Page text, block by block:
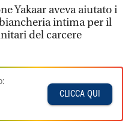
Yakaar aveva aiutato i
intima per il
del carcere
CLICCA QUI